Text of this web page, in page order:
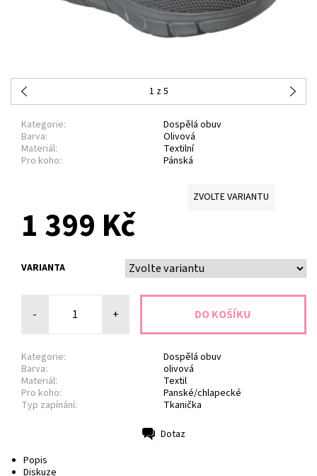
1 z 5
Kategorie:
Dospělá obuv
Barva:
Olivová
Materiál:
Textilní
Pro koho:
Pánská
ZVOLTE VARIANTU
1 399 Kč
VARIANTA
- +
Kategorie:
Dospělá obuv
Barva:
olivová
Materiál:
Textil
Pro koho:
Panské/chlapecké
Typ zapínání:
Tkanička
Dotaz
Popis
Diskuze